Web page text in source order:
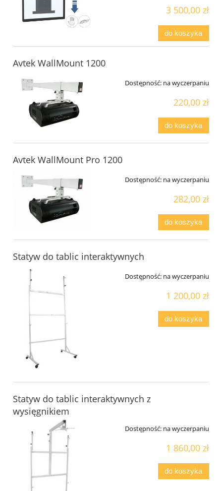
3 500,00 zł
do koszyka
Avtek WallMount 1200
Dostępność: na wyczerpaniu
220,00 zł
do koszyka
Avtek WallMount Pro 1200
Dostępność: na wyczerpaniu
282,00 zł
do koszyka
Statyw do tablic interaktywnych
Dostępność: na wyczerpaniu
1 200,00 zł
do koszyka
Statyw do tablic interaktywnych z
wysięgnikiem
Dostępność: na wyczerpaniu
1 860,00 zł
do koszyka